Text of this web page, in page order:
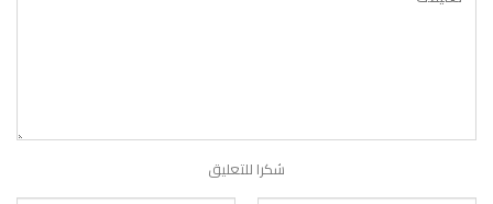
شكرا للتعليق